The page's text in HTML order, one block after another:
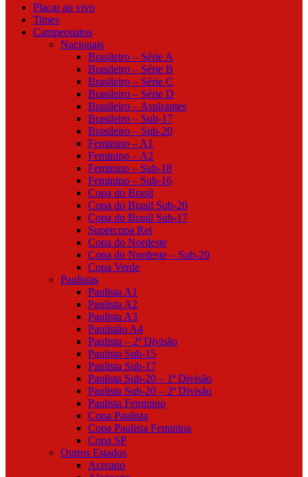
Placar ao vivo
Times
Campeonatos
Nacionais
Brasileiro – Série A
Brasileiro – Série B
Brasileiro – Série C
Brasileiro – Série D
Brasileiro – Aspirantes
Brasileiro – Sub-17
Brasileiro – Sub-20
Feminino – A1
Feminino – A2
Feminino – Sub-18
Feminino – Sub-16
Copa do Brasil
Copa do Brasil Sub-20
Copa do Brasil Sub-17
Supercopa Rei
Copa do Nordeste
Copa do Nordeste – Sub-20
Copa Verde
Paulistas
Paulista A1
Paulista A2
Paulista A3
Paulistão A4
Paulista – 2ª Divisão
Paulista Sub-15
Paulista Sub-17
Paulista Sub-20 – 1ª Divisão
Paulista Sub-20 – 2ª Divisão
Paulista Feminino
Copa Paulista
Copa Paulista Feminina
Copa SP
Outros Estados
Acreano